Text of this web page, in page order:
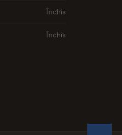
Închis
Închis